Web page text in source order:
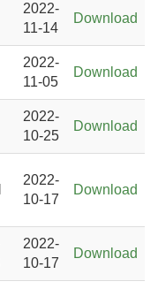
2022-
11-14
Download
2022-
11-05
Download
2022-
10-25
Download
2022-
10-17
Download
2022-
10-17
Download